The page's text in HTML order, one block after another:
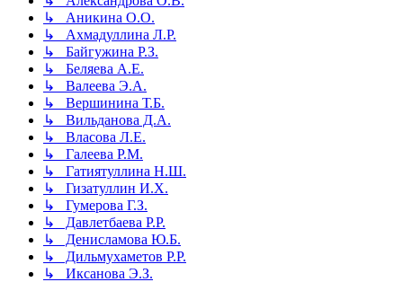
↳ Аникина О.О.
↳ Ахмадуллина Л.Р.
↳ Байгужина Р.З.
↳ Беляева А.Е.
↳ Валеева Э.А.
↳ Вершинина Т.Б.
↳ Вильданова Д.А.
↳ Власова Л.Е.
↳ Галеева Р.М.
↳ Гатиятуллина Н.Ш.
↳ Гизатуллин И.Х.
↳ Гумерова Г.З.
↳ Давлетбаева Р.Р.
↳ Денисламова Ю.Б.
↳ Дильмухаметов Р.Р.
↳ Иксанова Э.З.